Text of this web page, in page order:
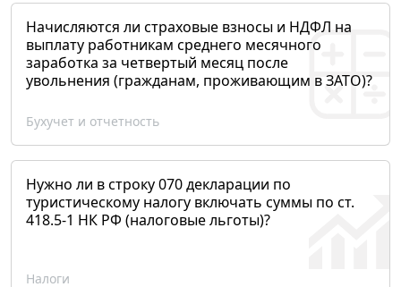
Начисляются ли страховые взносы и НДФЛ на
выплату работникам среднего месячного
заработка за четвертый месяц после
увольнения (гражданам, проживающим в ЗАТО)?
Бухучет и отчетность
Нужно ли в строку 070 декларации по
туристическому налогу включать суммы по ст.
418.5-1 НК РФ (налоговые льготы)?
Налоги